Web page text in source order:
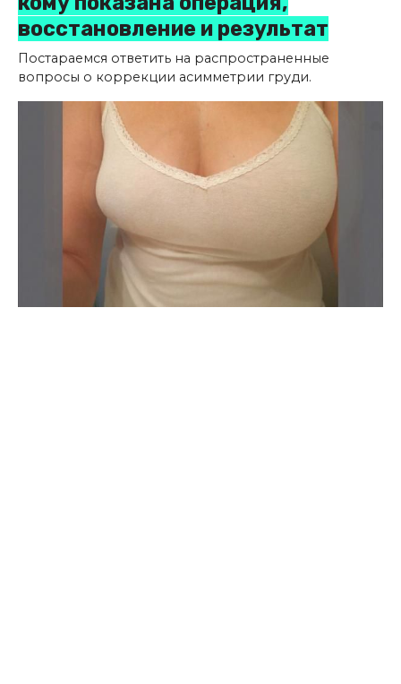
восстановление и результат
Постараемся ответить на распространенные
вопросы о коррекции асимметрии груди.